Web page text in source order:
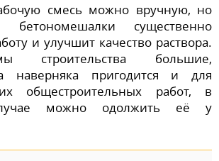
смесь можно вручную, но
бетономешалки существенно
и улучшит качество раствора.
строительства большие,
наверняка пригодится и для
общестроительных работ, в
можно одолжить её у